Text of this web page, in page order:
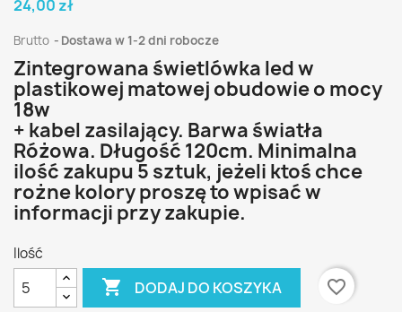
24,00 zł
Brutto Dostawa w 1-2 dni robocze
Zintegrowana świetlówka led w
plastikowej matowej obudowie o mocy
18w
+ kabel zasilający. Barwa światła
Różowa. Długość 120cm. Minimalna
ilość zakupu 5 sztuk, jeżeli ktoś chce
rożne kolory proszę to wpisać w
informacji przy zakupie.
Ilość
 DODAJ DO KOSZYKA
favorite_border